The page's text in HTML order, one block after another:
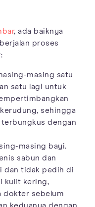
, ada baiknya
proses
masing satu
satu lagi untuk
sehingga
dengan
masing bayi.
sabun dan
dan tidak pedih di
kulit kering,
dokter sebelum